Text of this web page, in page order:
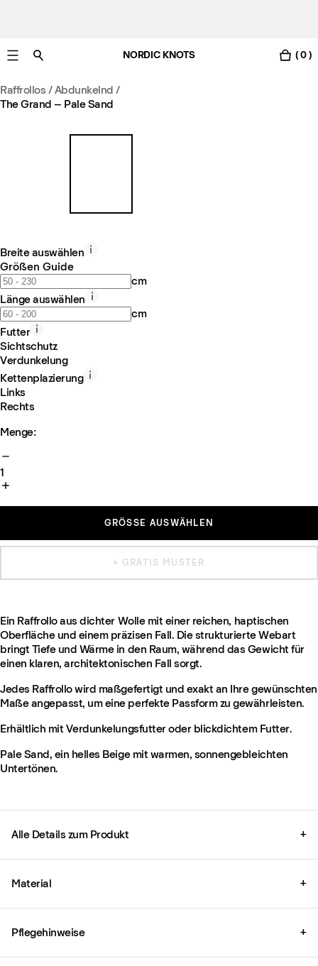
NORDIC KNOTS ( 0 )
Raffrollos / Abdunkelnd /
The Grand – Pale Sand
Breite auswählen
Größen Guide
cm
Länge auswählen
cm
Futter
Sichtschutz
Verdunkelung
Kettenplazierung
Links
Rechts
Menge:
1
GRÖSSE AUSWÄHLEN
+ GRATIS MUSTER
Ein Raffrollo aus dichter Wolle mit einer reichen, haptischen
Oberfläche und einem präzisen Fall. Die strukturierte Webart
bringt Tiefe und Wärme in den Raum, während das Gewicht für
einen klaren, architektonischen Fall sorgt.
Jedes Raffrollo wird maßgefertigt und exakt an Ihre gewünschten
Maße angepasst, um eine perfekte Passform zu gewährleisten.
Erhältlich mit Verdunkelungsfutter oder blickdichtem Futter.
Pale Sand, ein helles Beige mit warmen, sonnengebleichten
Untertönen.
Alle Details zum Produkt +
Material +
Pflegehinweise +